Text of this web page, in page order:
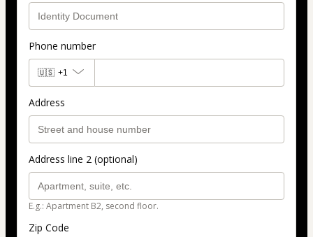
Phone number
🇺🇸 +1
Address
Address line 2 (optional)
E.g.: Apartment B2, second floor.
Zip Code